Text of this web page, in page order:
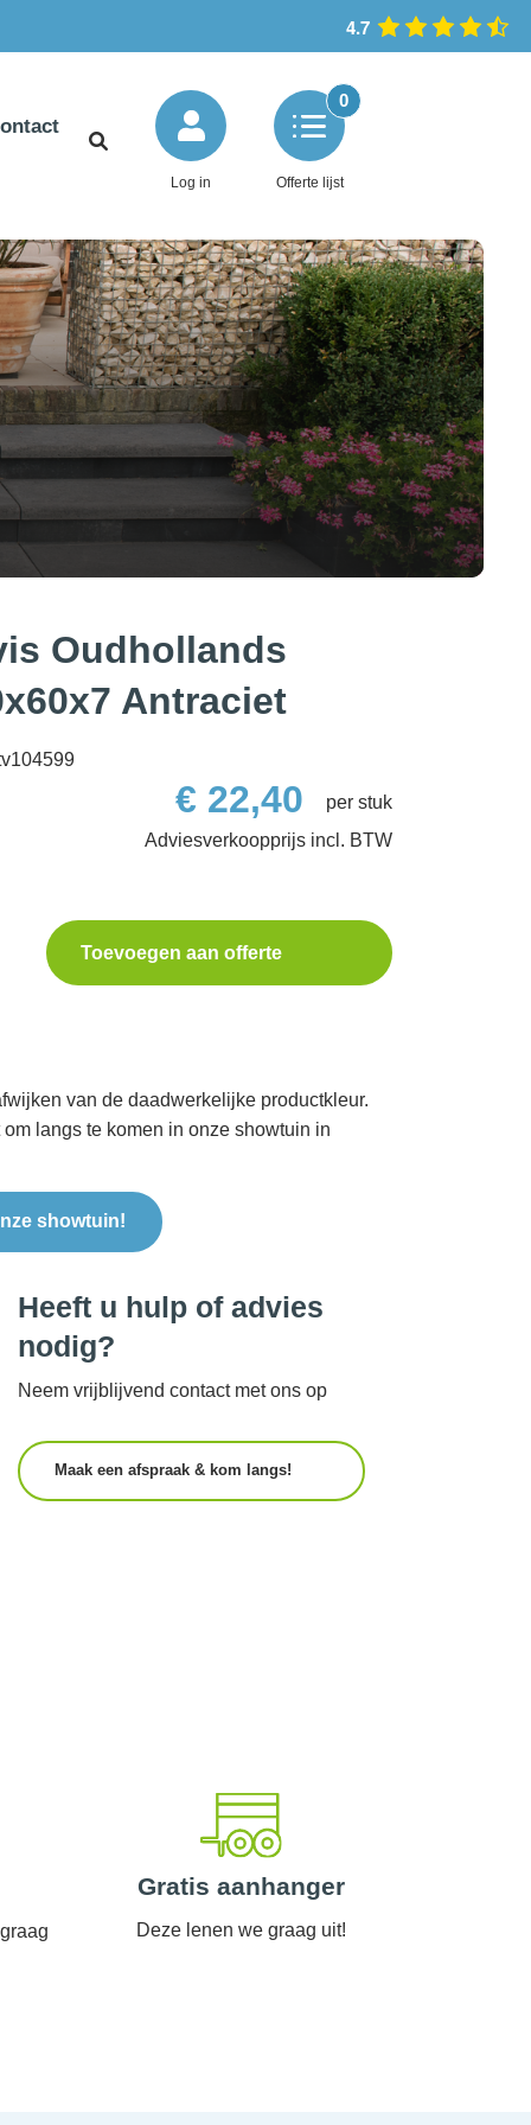
4.7
Log in Offerte lijst
0
Oudhollands
Antraciet
€ 22,40 per stuk
Toevoegen aan offerte
van de daadwerkelijke productkleur.
langs te komen in onze showtuin in
showtuin!
Heeft u hulp of advies
nodig?
Neem vrijblijvend contact met ons op
Maak een afspraak & kom langs!
Gratis aanhanger
Deze lenen we graag uit!